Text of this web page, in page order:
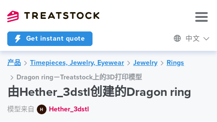
Get instant quote 中文
产品 Timepieces, Jewelry, Eyewear Jewelry
Rings
Dragon ring－Treatstock上的3D打印模型
由Hether_3dstl创建的Dragon ring
模型来自 Hether_3dstl